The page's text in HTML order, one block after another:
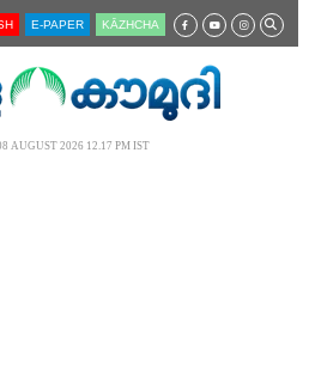
E-PAPER KĀZHCHA
AUGUST 2026 12.17 PM IST